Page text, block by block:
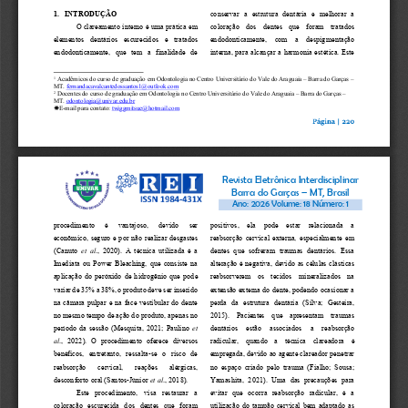
Página | 220
1.
INTRODUÇÃO
O clareamento interno é uma prática em
elementos   dentários   escurecidos   e   tratados
endodonticamente,   que   tem   a   finalidade   de
1 Acadêmicos do curso de graduação em Odontologia no Centro Universitário do Vale do Araguaia Barra do Garças
MT fernandacavalcantedossantos1@outlook.com
2 Docentes do curso de graduação em Odontologia no Centro Universitário do Vale do Araguaia Barra do Garças
MT odontologia@univar.edu.br
 E -mail para contato: twiggmitsue@hotmail.com
conservar  a  estrutura  dentária  e  melhorar  a
coloração    dos    dentes    que    foram    tratados
endodonticamente,    com    a    despigmentação
interna,  para  alcançar  a  harmonia  estética.  Este
Revista Eletrônica Interdisciplinar
Barra do Garças – MT, Brasil
Ano: 2026Volume: 18Número: 1
procedimento é vantajoso, devido
ser
econômico,  seguro  e  por  não  realizar  desgastes
(Canuto et  al.,  2020).  A  técnica  utilizada  é  a
Imediata  ou  Power  Bleaching,  que  consiste  na
aplicação  do  peróxido  de  hidrogênio  que pode
variar de 35% a 38%, o produto deve ser inserido
na  câmara  pulpar  e  na  face  vestibular  do  dente
no mesmo tempo de ação do produto, apenas no
período  da  sessão  (Mesquita,  2021;  Paulino et
al.,  2022).  O  procedimento  oferece  diversos
benéficos,   entretanto,   ressalta-se   o   risco   de
reabsorção
cervical, reações
alérgicas,
desconforto oral (Santos-Júnior et al., 2018).
Este   procedimento,   visa   restaurar   a
coloração   escurecida   dos   dentes   que   foram
positivos,    ela    pode    estar    relacionada    a
reabsorção  cervical  externa,  especialmente  em
dentes  que  sofreram  traumas  dentários.  Essa
alteração é negativa, devido as células clásticas
reabsorverem    os    tecidos    mineralizados    na
extensão externa do dente, podendo ocasionar a
perda  da   estrutura  dentária  (Silva;  Gesteira,
2015).    Pacientes    que    apresentam    traumas
dentários    estão     associados    a    reabsorção
radicular,    quando    a    técnica
clareadora    é
empregada, devido ao agente clareador penetrar
no  espaço  criado  pelo  trauma  (Fialho;  Sousa;
Yamashita,  2021).  Uma  das  precauções  para
evitar   que   ocorra   reabsorção   radicular,   é   a
utilização  do  tampão  cervical  bem  adaptado  as